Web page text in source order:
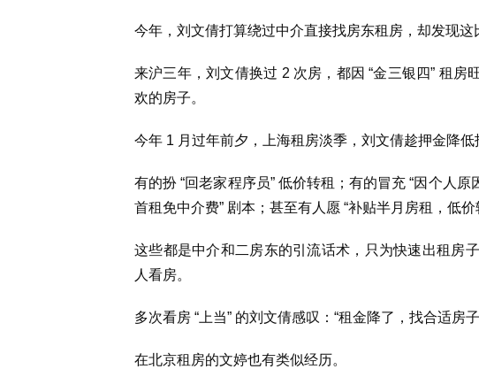
今年，刘文倩打算绕过中介直接找房东租房，却发现这
来沪三年，刘文倩换过 2 次房，都因 “金三银四” 租房
欢的房子。
今年 1 月过年前夕，上海租房淡季，刘文倩趁押金降低
有的扮 “回老家程序员” 低价转租；有的冒充 “因个人
首租免中介费” 剧本；甚至有人愿 “补贴半月房租，低价
这些都是中介和二房东的引流话术，只为快速出租房
人看房。
多次看房 “上当” 的刘文倩感叹：“租金降了，找合适房
在北京租房的文婷也有类似经历。